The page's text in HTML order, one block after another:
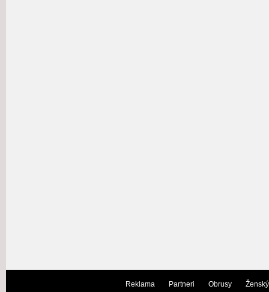
Reklama Partneri Obrusy